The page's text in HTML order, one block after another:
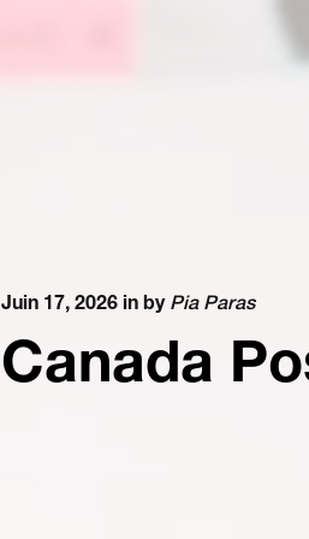
Juin 17, 2026 in by Pia Paras
Canada